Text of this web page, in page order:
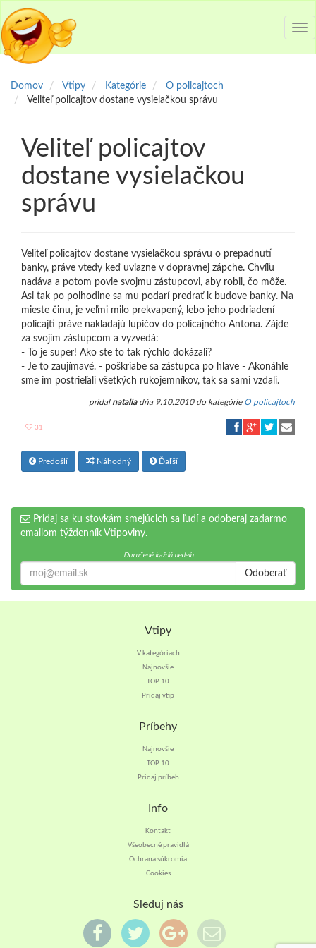
Domov Vtipy Kategórie
O policajtoch
Veliteľ policajtov dostane vysielačkou správu
Veliteľ policajtov
dostane vysielačkou
správu
Veliteľ policajtov dostane vysielačkou správu o prepadnutí
banky, práve vtedy keď uviazne v dopravnej zápche. Chvíľu
nadáva a potom povie svojmu zástupcovi, aby robil, čo môže.
Asi tak po polhodine sa mu podarí predrať k budove banky. Na
mieste činu, je veľmi milo prekvapený, lebo jeho podriadení
policajti práve nakladajú lupičov do policajného Antona. Zájde
za svojim zástupcom a vyzvedá:
- To je super! Ako ste to tak rýchlo dokázali?
- Je to zaujímavé. - poškriabe sa zástupca po hlave - Akonáhle
sme im postrieľali všetkých rukojemníkov, tak sa sami vzdali.
pridal nataliadňa 9.10.2010 do kategórie O policajtoch
31
Predošlí Náhodný Ďaľší
Pridaj sa ku stovkám smejúcich sa ľudí a odoberaj zadarmo
emailom týždenník Vtipoviny.
Doručené každú nedeľu
Odoberať
Vtipy
V kategóriach
Najnovšie
TOP 10
Pridaj vtip
Príbehy
Najnovšie
TOP 10
Pridaj príbeh
Info
Kontakt
Všeobecné pravidlá
Ochrana súkromia
Cookies
Sleduj nás